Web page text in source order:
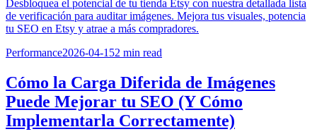
Desbloquea el potencial de tu tienda Etsy con nuestra detallada lista
de verificación para auditar imágenes. Mejora tus visuales, potencia
tu SEO en Etsy y atrae a más compradores.
Performance2026-04-152 min read
Cómo la Carga Diferida de Imágenes
Puede Mejorar tu SEO (Y Cómo
Implementarla Correctamente)